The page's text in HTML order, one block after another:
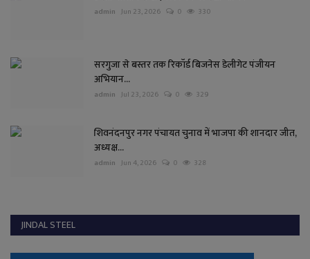
admin Jun 23, 2026 0 330
सरगुजा से बस्तर तक रिकॉर्ड बिजनेस डेलीगेट पंजीयन
अभियान...
admin Jul 23, 2026 0 329
शिवनंदनपुर नगर पंचायत चुनाव में भाजपा की शानदार जीत,
अध्यक्ष...
admin Jun 4, 2026 0 328
JINDAL STEEL